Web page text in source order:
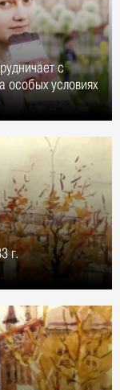
с
особых условиях
г.